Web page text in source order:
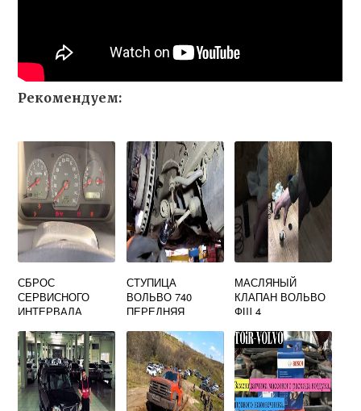
Рекомендуем:
СБРОС
СЕРВИСНОГО
ИНТЕРВАЛА
СТУПИЦА
ВОЛЬВО 740
ПЕРЕДНЯЯ
МАСЛЯНЫЙ
КЛАПАН ВОЛЬВО
ФШ 4